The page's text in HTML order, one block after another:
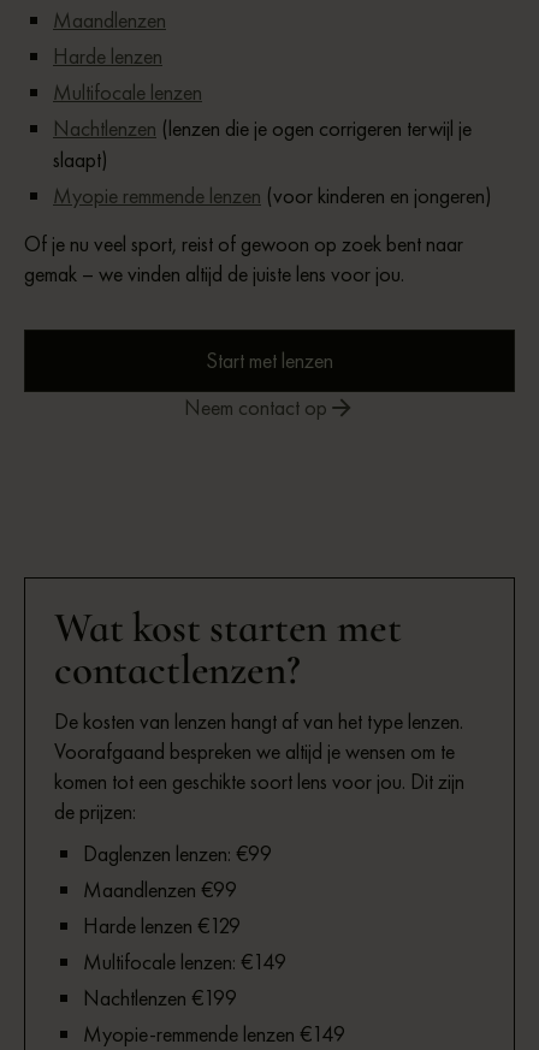
Maandlenzen
Harde lenzen
Multifocale lenzen
Nachtlenzen (lenzen die je ogen corrigeren terwijl je
slaapt)
Myopie remmende lenzen (voor kinderen en jongeren)
Of je nu veel sport, reist of gewoon op zoek bent naar
gemak – we vinden altijd de juiste lens voor jou.
Start met lenzen
Neem contact op
Wat kost starten met
contactlenzen?
De kosten van lenzen hangt af van het type lenzen.
Voorafgaand bespreken we altijd je wensen om te
komen tot een geschikte soort lens voor jou. Dit zijn
de prijzen:
Daglenzen lenzen: €99
Maandlenzen €99
Harde lenzen €129
Multifocale lenzen: €149
Nachtlenzen €199
Myopie-remmende lenzen €149